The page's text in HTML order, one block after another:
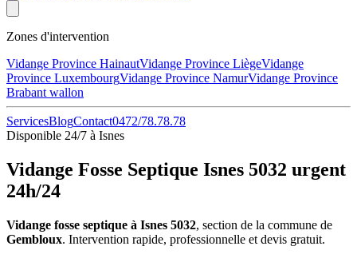
Zones d'intervention
Vidange Province HainautVidange Province LiègeVidange
Province LuxembourgVidange Province NamurVidange Province
Brabant wallon
ServicesBlogContact0472/78.78.78
Disponible 24/7 à Isnes
Vidange Fosse Septique Isnes 5032 urgent
24h/24
Vidange fosse septique à Isnes 5032, section de la commune de
Gembloux. Intervention rapide, professionnelle et devis gratuit.